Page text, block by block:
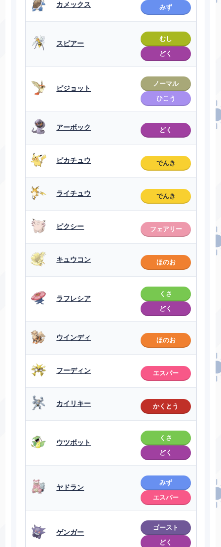
カメックス みず
スピアー
むし
どく
ピジョット
ノーマル
ひこう
アーボック どく
ピカチュウ でんき
ライチュウ でんき
ピクシー フェアリー
キュウコン ほのお
ラフレシア
くさ
どく
ウインディ ほのお
フーディン エスパー
カイリキー かくとう
ウツボット
くさ
どく
ヤドラン
みず
エスパー
ゲンガー
ゴースト
どく